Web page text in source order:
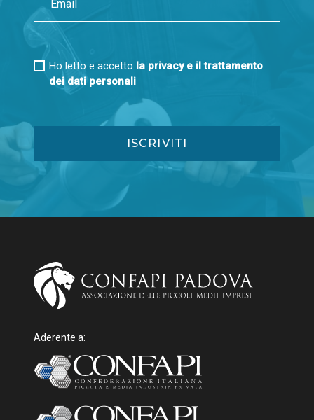
Ho letto e accetto la privacy e il trattamento
dei dati personali
Aderente a: